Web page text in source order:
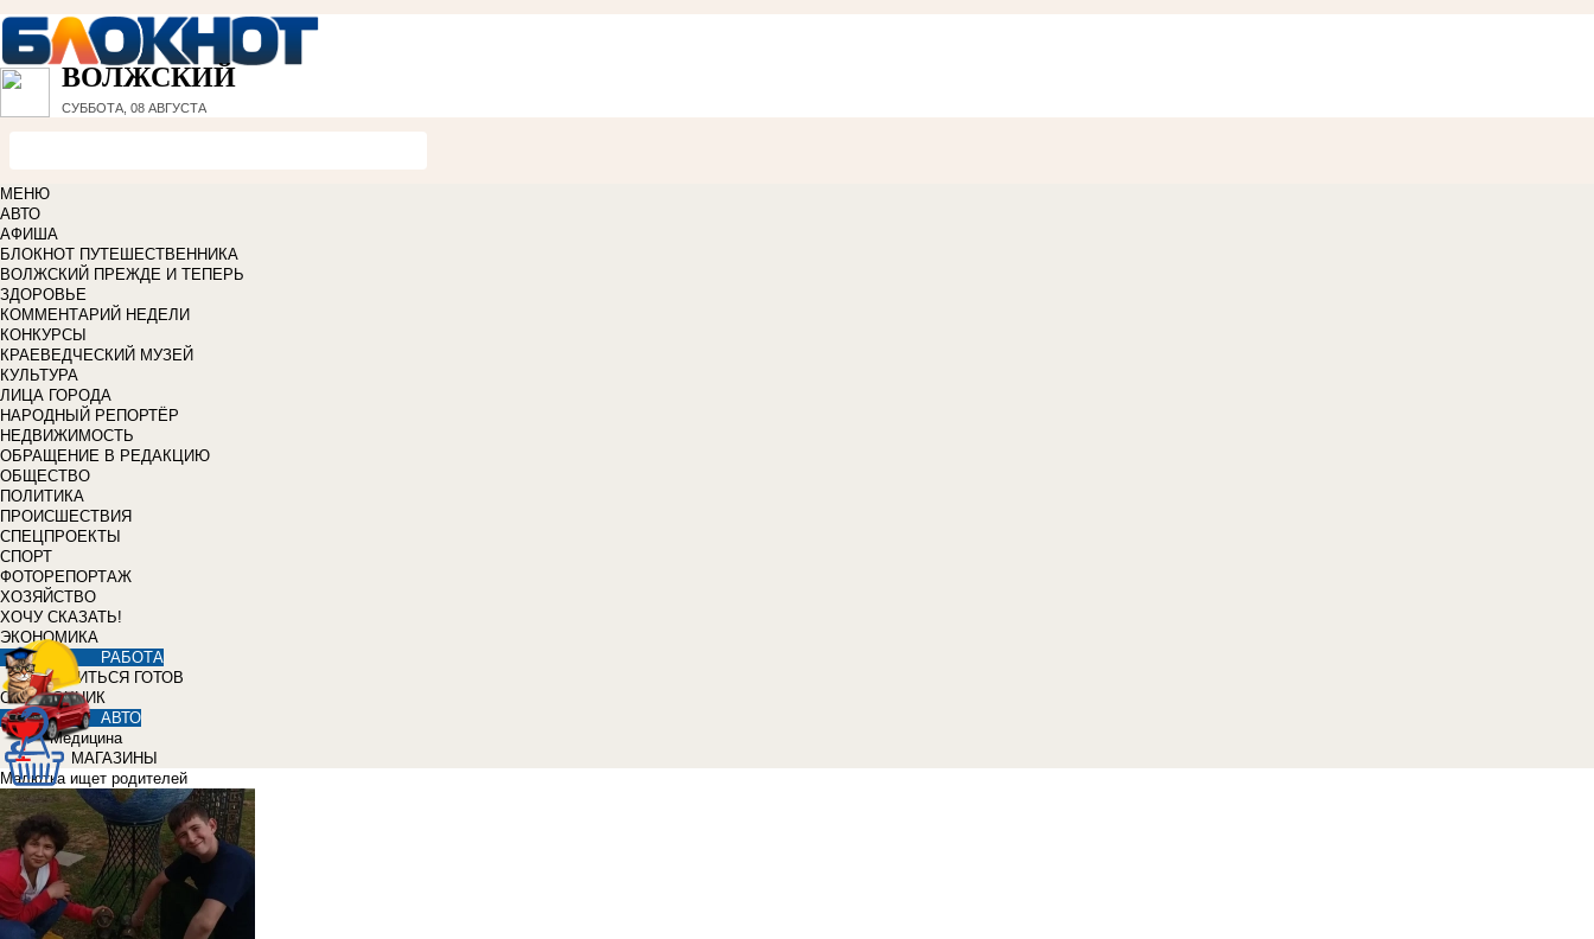
ВОЛЖСКИЙ
СУББОТА, 08 АВГУСТА
МЕНЮ
АВТО
АФИША
БЛОКНОТ ПУТЕШЕСТВЕННИКА
ВОЛЖСКИЙ ПРЕЖДЕ И ТЕПЕРЬ
ЗДОРОВЬЕ
КОММЕНТАРИЙ НЕДЕЛИ
КОНКУРСЫ
КРАЕВЕДЧЕСКИЙ МУЗЕЙ
КУЛЬТУРА
ЛИЦА ГОРОДА
НАРОДНЫЙ РЕПОРТЁР
НЕДВИЖИМОСТЬ
ОБРАЩЕНИЕ В РЕДАКЦИЮ
ОБЩЕСТВО
ПОЛИТИКА
ПРОИСШЕСТВИЯ
СПЕЦПРОЕКТЫ
СПОРТ
ФОТОРЕПОРТАЖ
ХОЗЯЙСТВО
ХОЧУ СКАЗАТЬ!
ЭКОНОМИКА
РАБОТА
УЧИТЬСЯ ГОТОВ
СПРАВОЧНИК
АВТО
Медицина
МАГАЗИНЫ
Малютка ищет родителей